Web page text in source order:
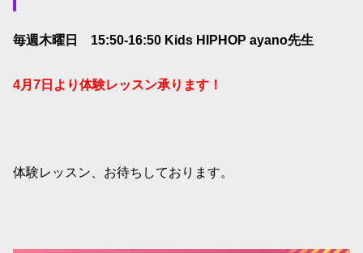
毎週木曜日 15:50-16:50 Kids HIPHOP ayano先生
4月7日より体験レッスン承ります！
体験レッスン、お待ちしております。